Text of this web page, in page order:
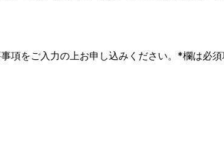
項をご入力の上お申し込みください。*欄は必須